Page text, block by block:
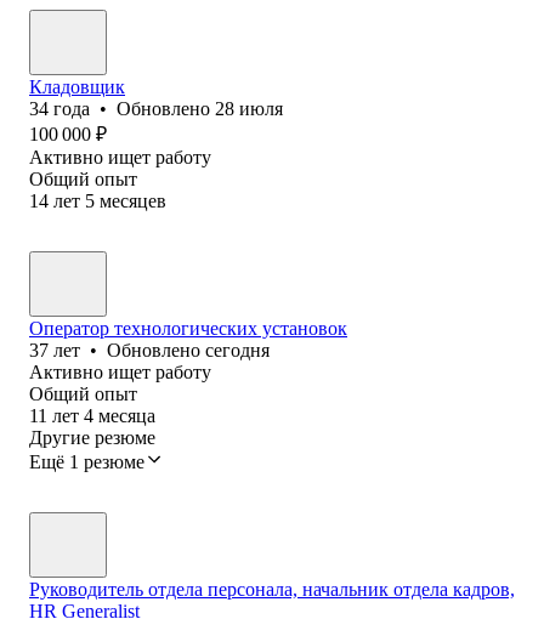
Кладовщик
34 года • Обновлено 28 июля
100 000 ₽
Активно ищет работу
Общий опыт
14 лет 5 месяцев
Оператор технологических установок
37 лет • Обновлено сегодня
Активно ищет работу
Общий опыт
11 лет 4 месяца
Другие резюме
Ещё 1 резюме
Руководитель отдела персонала, начальник отдела кадров,
HR Generalist